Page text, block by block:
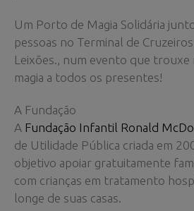
Um Porto de Magia Solidária
pessoas no Terminal de
Leixões., num evento que trouxe
magia a todos os presentes!
A Fundação
A Fundação Infantil Ronald
de Utilidade Pública criada em
objetivo apoiar gratuitamente
com crianças em tratamento
longe de suas casas.